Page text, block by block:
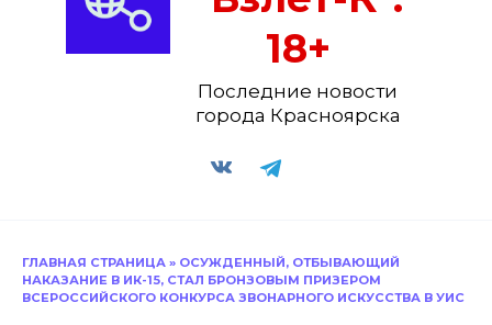
18+
Последние новости
города Красноярска
ГЛАВНАЯ СТРАНИЦА » ОСУЖДЕННЫЙ, ОТБЫВАЮЩИЙ
НАКАЗАНИЕ В ИК-15, СТАЛ БРОНЗОВЫМ ПРИЗЕРОМ
ВСЕРОССИЙСКОГО КОНКУРСА ЗВОНАРНОГО ИСКУССТВА В УИС